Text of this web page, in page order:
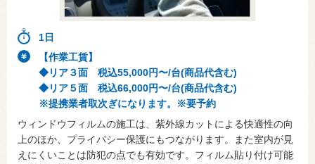
1日
【作業工賃】
◆リア３面 税込55,000円〜/台(商品代含む)
◆リア５面 税込66,000円〜/台(商品代含む)
※提携業者取次ぎになります。※要予約
ウィンドウフィルムの施工は、紫外線カットによる快適性の向
上のほか、プライバシー保護にもつながります。また室内が見
えにくいことは防犯の点でも有効です。フィルム貼り付け可能